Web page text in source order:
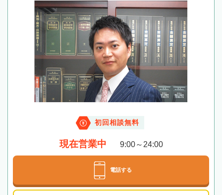
初回相談無料
現在営業中 9:00～24:00
電話する